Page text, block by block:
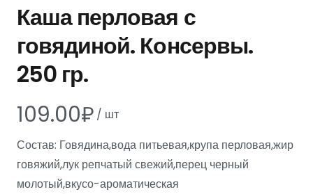
Каша перловая с
говядиной. Консервы.
250 гр.
109.00₽ / шт
Состав: Говядина,вода питьевая,крупа перловая,жир
говяжий,лук репчатый свежий,перец черный
молотый,вкусо-ароматическая